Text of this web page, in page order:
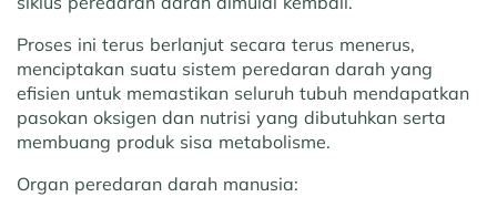
Proses ini terus berlanjut secara terus menerus,
menciptakan suatu sistem peredaran darah yang
efisien untuk memastikan seluruh tubuh mendapatkan
pasokan oksigen dan nutrisi yang dibutuhkan serta
membuang produk sisa metabolisme.
Organ peredaran darah manusia: